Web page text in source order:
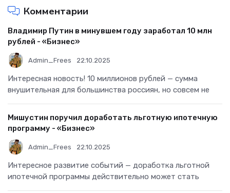
Комментарии
Владимир Путин в минувшем году заработал 10 млн
рублей - «Бизнес»
Admin_Frees 22.10.2025
Интересная новость! 10 миллионов рублей — сумма
внушительная для большинства россиян, но совсем не
Мишустин поручил доработать льготную ипотечную
программу - «Бизнес»
Admin_Frees 22.10.2025
Интересное развитие событий — доработка льготной
ипотечной программы действительно может стать